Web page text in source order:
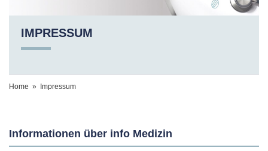
IMPRESSUM
Home » Impressum
Informationen über info Medizin